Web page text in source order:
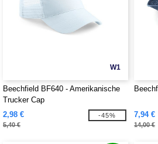
W1
Beechfield BF640 - Amerikanische
Trucker Cap
2,98 €
5,40 €
-45% 7,94 €
14,00 €